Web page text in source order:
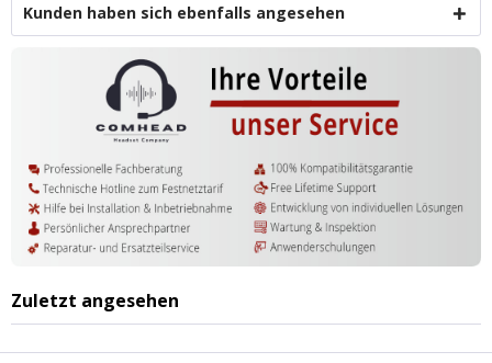
Kunden haben sich ebenfalls angesehen
Zuletzt angesehen